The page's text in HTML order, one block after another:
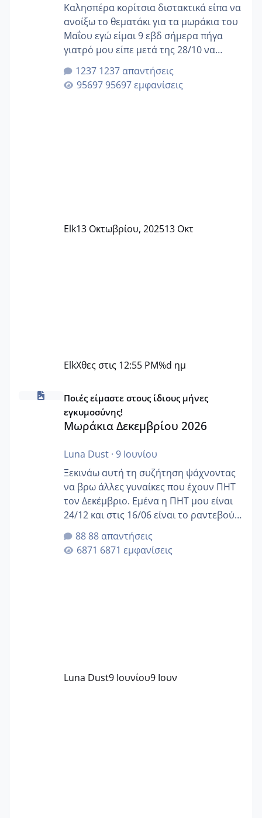
Καλησπέρα κορίτσια διστακτικά είπα να
ανοίξω το θεματάκι για τα μωράκια του
Μαΐου εγώ είμαι 9 εβδ σήμερα πήγα
γιατρό μου είπε μετά της 28/10 να
κλείσω ραντεβού για την αυχενική είναι
καμιά άλλη κοπέλα να γεννάει Μάιο ;;
1237 απαντήσεις
95697 εμφανίσεις
Elk13 Οκτωβρίου, 202513 Οκτ
ElkΧθες στις 12:55 PM%d ημ
Μωράκια Δεκεμβρίου 2026
Ποιές είμαστε στους ίδιους μήνες
εγκυμοσύνης!
Μωράκια Δεκεμβρίου 2026
Luna Dust· 9 Ιουνίου
Ξεκινάω αυτή τη συζήτηση ψάχνοντας
να βρω άλλες γυναίκες που έχουν ΠΗΤ
τον Δεκέμβριο. Εμένα η ΠΗΤ μου είναι
24/12 και στις 16/06 είναι το ραντεβού
της αυχενικής διαφάνειας. Έχω αρκετό
άγχος και οι μέρες δεν φαίνεται να
περνάνε με τίποτα.
88 απαντήσεις
6871 εμφανίσεις
Luna Dust9 Ιουνίου9 Ιουν